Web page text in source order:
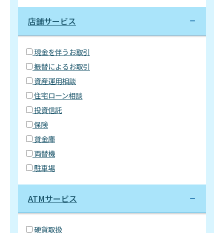
店舗サービス
現金を伴うお取引
振替によるお取引
資産運用相談
住宅ローン相談
投資信託
保険
貸金庫
両替機
駐車場
ATMサービス
硬貨取扱